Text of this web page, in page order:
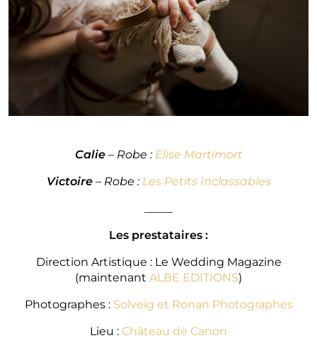
Calie– Robe : Elise Martimort
Victoire– Robe : Les Petits Inclassables
Les prestataires :
Direction Artistique : Le Wedding Magazine
(maintenant AL BE EDITIONS)
Photographes : Solveig et Ronan Photographes
Lieu : Château de Canon